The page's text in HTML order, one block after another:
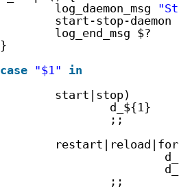
log_daemon_msg
start-stop-daemon
log_end_msg $?
}
case "$1"
in
start|stop)
d_${1}
;;
;;